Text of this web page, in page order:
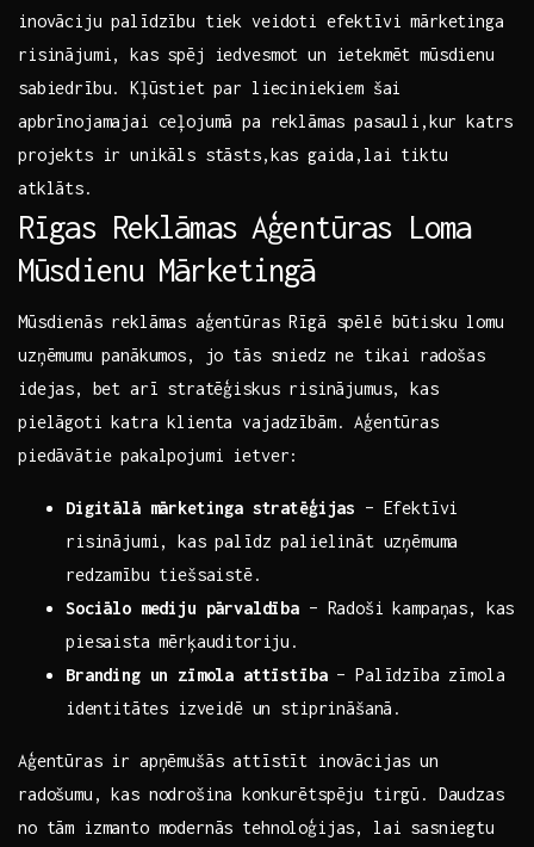
inovāciju palīdzību tiek veidoti efektīvi mārketinga
risinājumi,‌ kas spēj iedvesmot un ietekmēt mūsdienu
sabiedrību. ⁣Kļūstiet‌ par lieciniekiem šai
apbrīnojamajai​ ceļojumā pa ⁣reklāmas ​pasauli,kur⁣ katrs
projekts ir unikāls stāsts,kas‌ gaida,lai tiktu
atklāts.
Rīgas Reklāmas⁣ Aģentūras Loma
Mūsdienu Mārketingā
Mūsdienās reklāmas aģentūras Rīgā spēlē būtisku lomu
uzņēmumu⁢ panākumos, jo tās sniedz ne ⁢tikai radošas
idejas,⁢ bet arī stratēģiskus risinājumus, kas
pielāgoti katra klienta vajadzībām.‌ Aģentūras
piedāvātie pakalpojumi ietver:
Digitālā mārketinga stratēģijas – Efektīvi
risinājumi, kas palīdz palielināt uzņēmuma
redzamību tiešsaistē.
Sociālo mediju‌ pārvaldība – Radoši‌ kampaņas, kas
piesaista mērķauditoriju.
Branding un zīmola attīstība– Palīdzība zīmola
⁢identitātes izveidē ​un stiprināšanā.
Aģentūras ir apņēmušās attīstīt inovācijas un
radošumu, ​kas nodrošina konkurētspēju tirgū. Daudzas
no tām izmanto​ modernās tehnoloģijas, lai‌ sasniegtu